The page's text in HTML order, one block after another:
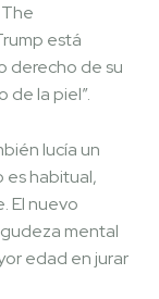
está
derecho de su
de la piel”.
lucía un
es habitual,
El nuevo
mental
edad en jurar